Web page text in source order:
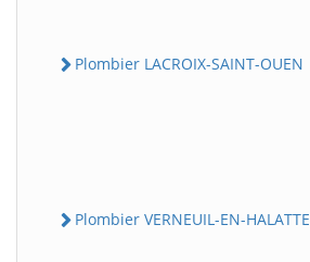
Plombier LACROIX-SAINT-OUEN
Plombier VERNEUIL-EN-HALATTE